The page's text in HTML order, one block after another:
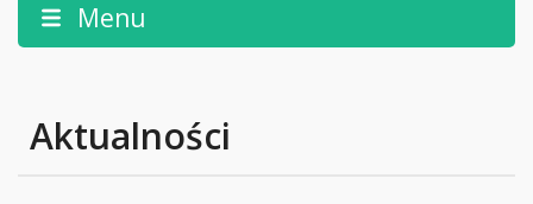
Menu
Aktualności